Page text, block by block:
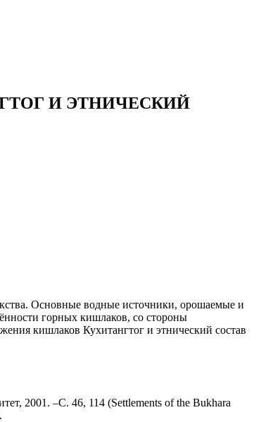
И ЭТНИЧЕСКИЙ
Основные водные источники, орошаемые и
горных кишлаков, со стороны
кишлаков Кухитангтог и этнический состав
2001. –С. 46, 114 (Settlements of the Bukhara